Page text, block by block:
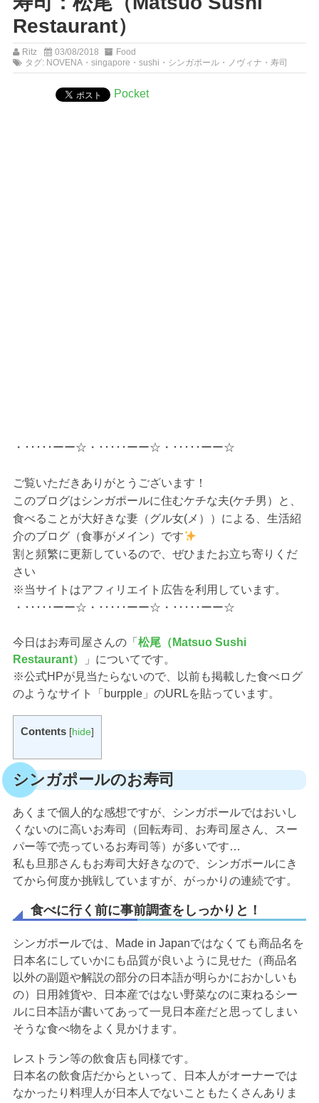
Restaurant）
Ritz 03/08/2018
Food
タグ: NOVENA・ singapore ・ sushi ・ シンガポール・ ノヴィナ ・ 寿司
Pocket
・･････ーー☆・･････ーー☆・･････ーー☆
ご覧いただきありがとうございます！
このブログはシンガポールに住むケチな夫(ケチ男）と、
食べることが大好きな妻（グル女(メ））による、生活紹
介のブログ（食事がメイン）です
割と頻繁に更新しているので、ぜひまたお立ち寄りくだ
さい
※当サイトはアフィリエイト広告を利用しています。
・･････ーー☆・･････ーー☆・･････ーー☆
今日はお寿司屋さんの「 松尾（Matsuo Sushi
Restaurant）
」についてです。
※公式HPが見当たらないので、以前も掲載した食べログ
のようなサイト「burpple」のURLを貼っています。
Contents [hide]
シンガポールのお寿司
あくまで個人的な感想ですが、シンガポールではおいし
くないのに高いお寿司（回転寿司、お寿司屋さん、スー
パー等で売っているお寿司等）が多いです…
私も旦那さんもお寿司大好きなので、シンガポールにき
てから何度か挑戦していますが、がっかりの連続です。
食べに行く前に事前調査をしっかりと！
シンガポールでは、Made in Japanではなくても商品名を
日本名にしていかにも品質が良いように見せた（商品名
以外の副題や解説の部分の日本語が明らかにおかしいも
の）日用雑貨や、日本産ではない野菜なのに束ねるシー
ルに日本語が書いてあって一見日本産だと思ってしまい
そうな食べ物をよく見かけます。
レストラン等の飲食店も同様です。
日本名の飲食店だからといって、日本人がオーナーでは
なかったり料理人が日本人でないこともたくさんありま